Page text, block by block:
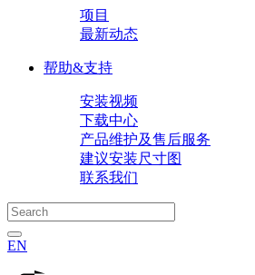
项目
最新动态
帮助&支持
安装视频
下载中心
产品维护及售后服务
建议安装尺寸图
联系我们
EN